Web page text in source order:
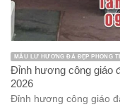
MẪU LƯ HƯƠNG ĐÁ ĐẸP PHONG
Đỉnh hương công giáo
2026
Đỉnh hương công giáo